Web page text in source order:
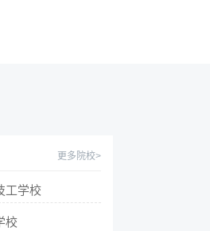
更多院校>
工学校
校